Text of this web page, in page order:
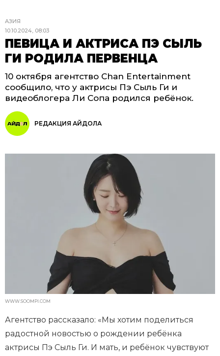
АЗИЯ
10.10.2024, 08:03
ПЕВИЦА И АКТРИСА ПЭ СЫЛЬ
ГИ РОДИЛА ПЕРВЕНЦА
10 октября агентство Chan Entertainment
сообщило, что у актрисы Пэ Сыль Ги и
видеоблогера Ли Сопа родился ребёнок.
РЕДАКЦИЯ АЙДОЛА
WWW.SOOMPI.COM
Агентство рассказало: «Мы хотим поделиться
радостной новостью о рождении ребёнка
актрисы Пэ Сыль Ги. И мать, и ребёнок чувствуют